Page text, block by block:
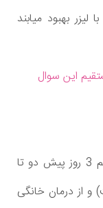
بهبود میابند
این سوال
سلام اقای دکتر خانم 22 ساله هستم 3 روز پیش دو تا
سوزوندم (در حد 2-3 سانت) و از درمان خانگی